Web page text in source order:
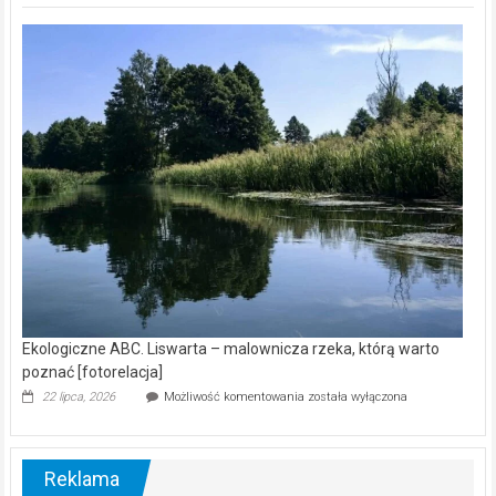
kamerą
wśród
Ekologiczne ABC. Liswarta – malownicza rzeka, którą warto
poznać [fotorelacja]
22 lipca, 2026 Możliwość komentowania Ekologiczne
–
została wyłączona
Reklama